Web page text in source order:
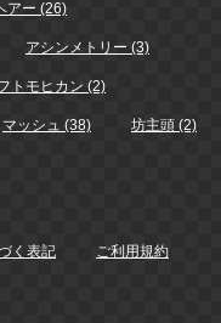
アー (26)
アシンメトリー (3)
トモヒカン (2)
マッシュ (38) 坊主頭 (2)
く表記 ご利用規約